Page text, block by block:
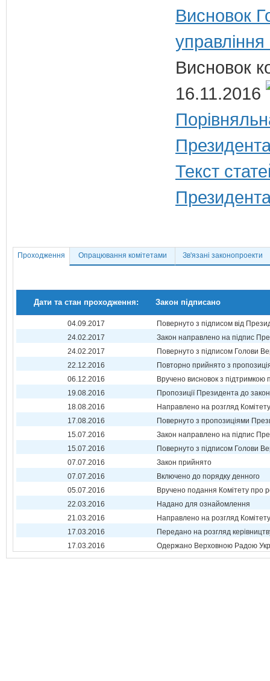
Висновок
Висновок
16.11.2016
Текст
Проходження Опрацювання комітетами Зв'язані законопроекти
Дати та стан проходження: Закон підписано
04.09.2017
Повернуто з підписом від
24.02.2017
Закон направлено на підпис
24.02.2017
Повернуто з підписом Голови
22.12.2016
Повторно прийнято з
06.12.2016
Вручено висновок з
19.08.2016
Пропозиції Президента до
18.08.2016
Направлено на розгляд Комітету
17.08.2016
Повернуто з пропозиціями
15.07.2016
Закон направлено на підпис
15.07.2016
Повернуто з підписом Голови
07.07.2016
Закон прийнято
07.07.2016
Включено до порядку денного
05.07.2016
Вручено подання Комітету про
22.03.2016
Надано для ознайомлення
21.03.2016
Направлено на розгляд Комітету
17.03.2016
Передано на розгляд
17.03.2016
Одержано Верховною Радою